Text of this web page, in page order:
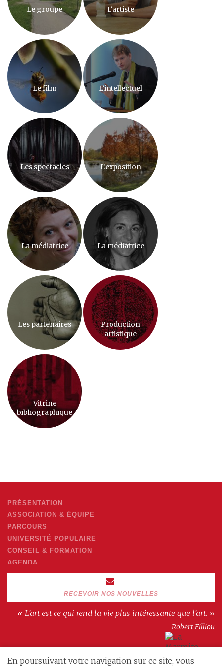
Le groupe L’artiste
Le film L’intellectuel
Les spectacles L’exposition
La médiatrice La médiatrice
Les partenaires
Production
artistique
Vitrine
bibliographique
PRÉSENTATION
ASSOCIATION & ÉQUIPE
PARCOURS
UNIVERSITÉ POPULAIRE
CONSEIL & FORMATION
AGENDA
RECEVOIR NOS NOUVELLES
« L’art est ce qui rend la vie plus intéressante que l’art. »
Robert Filliou
En poursuivant votre navigation sur ce site, vous